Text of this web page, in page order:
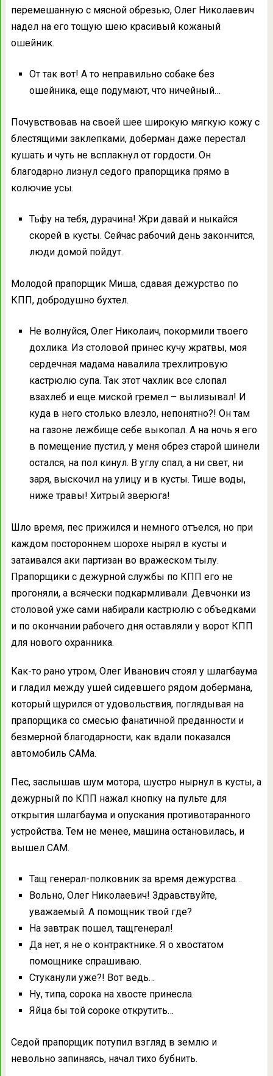
перемешанную с мясной обрезью, Олег Николаевич
надел на его тощую шею красивый кожаный
ошейник.
От так вот! А то неправильно собаке без
ошейника, еще подумают, что ничейный…
Почувствовав на своей шее широкую мягкую кожу с
блестящими заклепками, доберман даже перестал
кушать и чуть не всплакнул от гордости. Он
благодарно лизнул седого прапорщика прямо в
колючие усы.
Тьфу на тебя, дурачина! Жри давай и ныкайся
скорей в кусты. Сейчас рабочий день закончится,
люди домой пойдут.
Молодой прапорщик Миша, сдавая дежурство по
КПП, добродушно бухтел.
Не волнуйся, Олег Николаич, покормили твоего
дохлика. Из столовой принес кучу жратвы, моя
сердечная мадама навалила трехлитровую
кастрюлю супа. Так этот чахлик все слопал
взахлеб и еще миской гремел – вылизывал! И
куда в него столько влезло, непонятно?! Он там
на газоне лежбище себе выкопал. А на ночь я его
в помещение пустил, у меня обрез старой шинели
остался, на пол кинул. В углу спал, а ни свет, ни
заря, выскочил на улицу и в кусты. Тише воды,
ниже травы! Хитрый зверюга!
Шло время, пес прижился и немного отъелся, но при
каждом постороннем шорохе нырял в кусты и
затаивался аки партизан во вражеском тылу.
Прапорщики с дежурной службы по КПП его не
прогоняли, а всячески подкармливали. Девчонки из
столовой уже сами набирали кастрюлю с объедками
и по окончании рабочего дня оставляли у ворот КПП
для нового охранника.
Как-то рано утром, Олег Иванович стоял у шлагбаума
и гладил между ушей сидевшего рядом добермана,
который щурился от удовольствия, поглядывая на
прапорщика со смесью фанатичной преданности и
безмерной благодарности, как вдали показался
автомобиль САМа.
Пес, заслышав шум мотора, шустро нырнул в кусты, а
дежурный по КПП нажал кнопку на пульте для
открытия шлагбаума и опускания противотаранного
устройства. Тем не менее, машина остановилась, и
вышел САМ.
Тащ генерал-полковник за время дежурства…
Вольно, Олег Николаевич! Здравствуйте,
уважаемый. А помощник твой где?
На завтрак пошел, тащгенерал!
Да нет, я не о контрактнике. Я о хвостатом
помощнике спрашиваю.
Стуканули уже?! Вот ведь…
Ну, типа, сорока на хвосте принесла.
Яйца бы той сороке открутить…
Седой прапорщик потупил взгляд в землю и
невольно запинаясь, начал тихо бубнить.